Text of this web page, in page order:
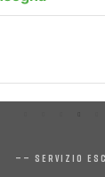
—— SERVIZIO